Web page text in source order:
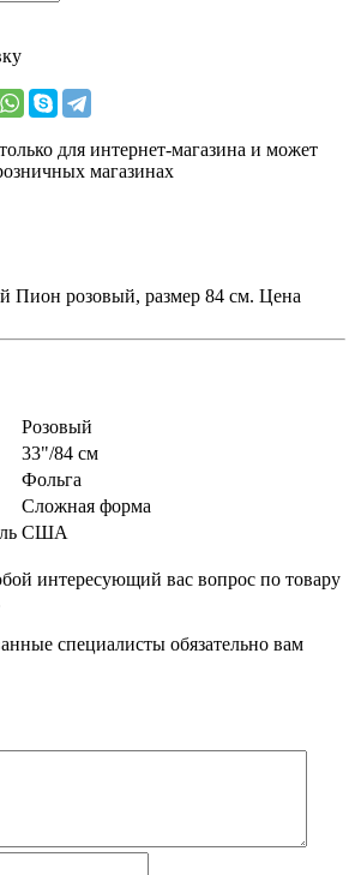
для интернет-магазина и может
магазинах
Пион розовый, размер 84 см. Цена
Розовый
33"/84 см
Фольга
Сложная форма
США
интересующий вас вопрос по товару
специалисты обязательно вам